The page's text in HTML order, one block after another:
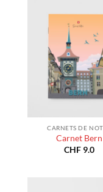
CARNETS DE
Carnet Bern
CHF9.0